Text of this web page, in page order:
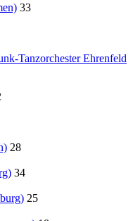
33
Tanzorchester Ehrenfeld
28
34
25